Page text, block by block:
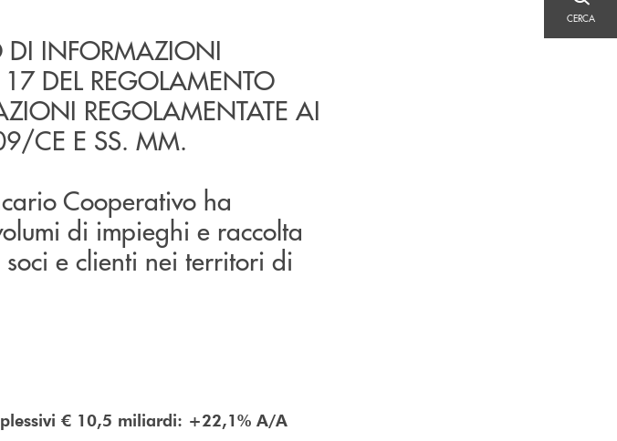
CERCA
DI INFORMAZIONI
17 DEL REGOLAMENTO
REGOLAMENTATE AI
CE E SS. MM.
Cooperativo ha
di impieghi e raccolta
e clienti nei territori di
€ 10,5 miliardi: +22,1% A/A